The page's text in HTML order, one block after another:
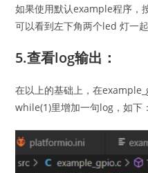
如果使用默认example程序，
可以看到左下角两个led 灯一起
5.查看log输出：
在以上的基础上，在
while(1)里增加一句log，如下：